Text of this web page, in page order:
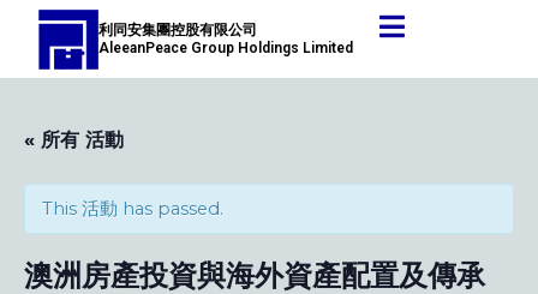
利同安集團控股有限公司
AleeanPeace Group Holdings Limited
« 所有 活動
This 活動 has passed.
澳洲房產投資與海外資產配置及傳承